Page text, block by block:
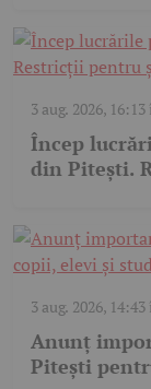
3 aug. 2026, 16:13
Încep
din Pitești.
3 aug. 2026, 14:43
Anunț
Pitești